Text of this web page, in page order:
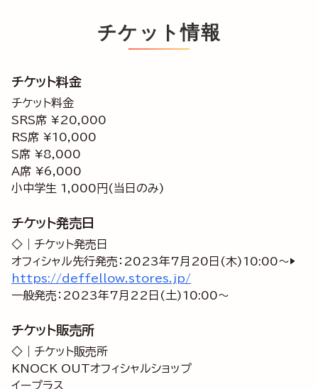
チケット情報
チケット料金
チケット料金
SRS席 ¥20,000
RS席 ¥10,000
S席 ¥8,000
A席 ¥6,000
小中学生 1,000円(当日のみ)
チケット発売日
◇｜チケット発売日
オフィシャル先行発売：2023年7月20日(木)10:00～▶
https://deffellow.stores.jp/
一般発売：2023年7月22日(土)10:00～
チケット販売所
◇｜チケット販売所
KNOCK OUTオフィシャルショップ
イープラス